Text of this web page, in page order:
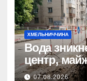
ХМЕЛЬНИЧЧИНА
Вода
центр,
мереж.
07.08.2026